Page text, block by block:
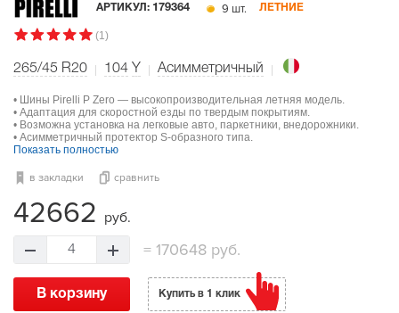
АРТИКУЛ: 179364 9 шт. ЛЕТНИЕ
(1)
265/45 R20 104 Y Асимметричный
• Шины Pirelli P Zero — высокопроизводительная летняя модель.
• Адаптация для скоростной езды по твердым покрытиям.
• Возможна установка на легковые авто, паркетники, внедорожники.
• Асимметричный протектор S-образного типа.
Показать полностью
в закладки сравнить
42662 руб.
4 = 170648 руб.
В корзину Купить в 1 клик